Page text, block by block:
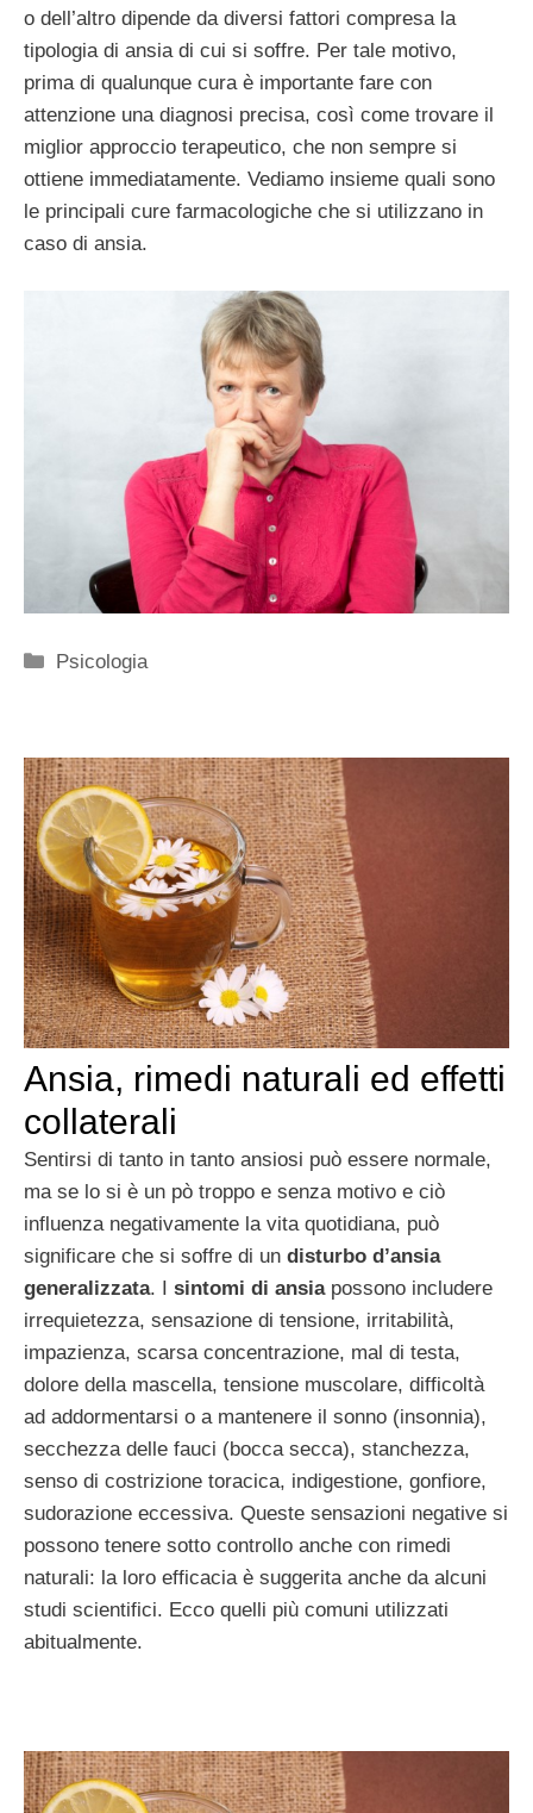
o dell’altro dipende da diversi fattori compresa la
tipologia di ansia di cui si soffre. Per tale motivo,
prima di qualunque cura è importante fare con
attenzione una diagnosi precisa, così come trovare il
miglior approccio terapeutico, che non sempre si
ottiene immediatamente. Vediamo insieme quali sono
le principali cure farmacologiche che si utilizzano in
caso di ansia.
Categorie
Psicologia
Ansia, rimedi naturali ed effetti
collaterali
Sentirsi di tanto in tanto ansiosi può essere normale,
ma se lo si è un pò troppo e senza motivo e ciò
influenza negativamente la vita quotidiana, può
significare che si soffre di un disturbo d’ansia
generalizzata. I sintomi di ansiapossono includere
irrequietezza, sensazione di tensione, irritabilità,
impazienza, scarsa concentrazione, mal di testa,
dolore della mascella, tensione muscolare, difficoltà
ad addormentarsi o a mantenere il sonno (insonnia),
secchezza delle fauci (bocca secca), stanchezza,
senso di costrizione toracica, indigestione, gonfiore,
sudorazione eccessiva. Queste sensazioni negative si
possono tenere sotto controllo anche con rimedi
naturali: la loro efficacia è suggerita anche da alcuni
studi scientifici. Ecco quelli più comuni utilizzati
abitualmente.